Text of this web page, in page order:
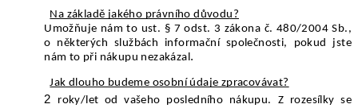
Na základě jakého právního důvodu?
Umožňuje nám to ust. § 7 odst. 3 zákona č. 480/2004 Sb.,
o některých službách informační společnosti, pokud jste
nám to při nákupu nezakázal .
Jak dlouho budeme osobní údaje zpracovávat?
2 roky/let od vašeho posledního nákupu.
Z rozesílky se